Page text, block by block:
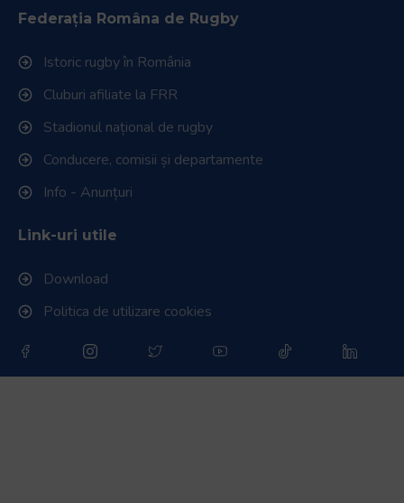
Federația Româna de Rugby
Istoric rugby în România
Cluburi afiliate la FRR
Stadionul național de rugby
Conducere, comisii și departamente
Info - Anunțuri
Link-uri utile
Download
Politica de utilizare cookies